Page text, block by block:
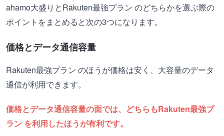
ahamo大盛りとRakuten最強プラン のどちらかを選ぶ際の
ポイントをまとめると次の3つになります。
価格とデータ通信容量
Rakuten最強プラン のほうが価格は安く、大容量のデータ
通信が利用できます。
価格とデータ通信容量の面では、どちらもRakuten最強プ
ラン を利用したほうが有利です。